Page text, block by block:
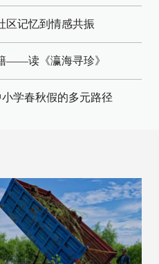
区记忆到情感共振
——读《瀛海寻珍》
学春秋假的多元路径